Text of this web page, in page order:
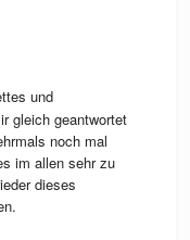
und
gleich geantwortet
noch mal
im allen sehr zu
dieses